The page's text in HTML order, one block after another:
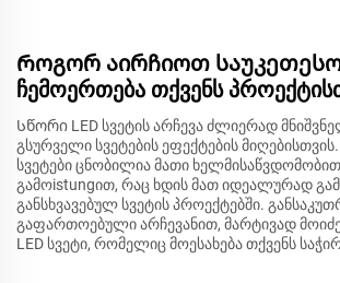
Როგორ აირჩიოთ საუკეთესო
ჩემოერთება თქვენს
Სწორი LED სვეტის არჩევა ძლიერად
გსურველი სვეტების ეფექტების მიღებისთვის.
სვეტები ცნობილია მათი
გამოistungით, რაც ხდის მათ იდეალურად
განსხვავებულ სვეტის პროექტებში.
გაფართოებული არჩევანით, მარტივად
LED სვეტი, რომელიც მოესახება თქვენს